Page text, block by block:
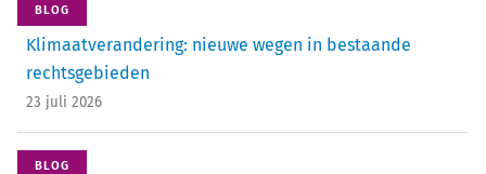
BLOG
Klimaatverandering: nieuwe wegen in bestaande
rechtsgebieden
23 juli 2026
BLOG